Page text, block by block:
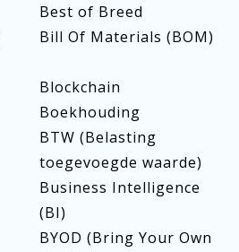
Best of Breed
Bill Of Materials (BOM)
Blockchain
Boekhouding
BTW (Belasting
toegevoegde waarde)
Business Intelligence
(BI)
BYOD (Bring Your Own